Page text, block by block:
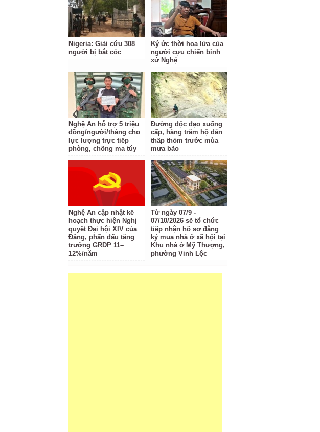
Nigeria: Giải cứu 308
người bị bắt cóc
Ký ức thời hoa lửa của
người cựu chiến binh
xứ Nghệ
Nghệ An hỗ trợ 5 triệu
đồng/người/tháng cho
lực lượng trực tiếp
phòng, chống ma túy
Đường độc đạo xuống
cấp, hàng trăm hộ dân
thấp thỏm trước mùa
mưa bão
Nghệ An cập nhật kế
hoạch thực hiện Nghị
quyết Đại hội XIV của
Đảng, phấn đấu tăng
trưởng GRDP 11–
12%/năm
Từ ngày 07/9 -
07/10/2026 sẽ tổ chức
tiếp nhận hồ sơ đăng
ký mua nhà ở xã hội tại
Khu nhà ở Mỹ Thượng,
phường Vinh Lộc